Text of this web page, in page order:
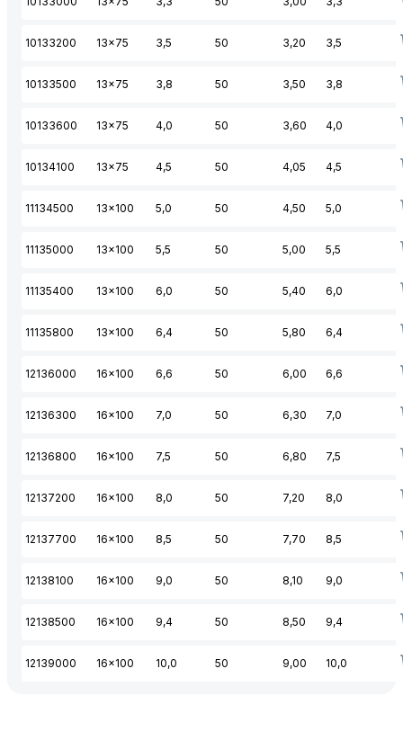
10133200 13x75 3,5 50 3,20 3,5
10133500 13x75 3,8 50 3,50 3,8
10133600 13x75 4,0 50 3,60 4,0
10134100 13x75 4,5 50 4,05 4,5
11134500 13x100 5,0 50 4,50 5,0
11135000 13x100 5,5 50 5,00 5,5
11135400 13x100 6,0 50 5,40 6,0
11135800 13x100 6,4 50 5,80 6,4
12136000 16x100 6,6 50 6,00 6,6
12136300 16x100 7,0 50 6,30 7,0
12136800 16x100 7,5 50 6,80 7,5
12137200 16x100 8,0 50 7,20 8,0
12137700 16x100 8,5 50 7,70 8,5
12138100 16x100 9,0 50 8,10 9,0
12138500 16x100 9,4 50 8,50 9,4
12139000 16x100 10,0 50 9,00 10,0